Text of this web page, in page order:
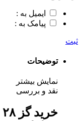
ایمیل به :
پیامک به :
ثبت
توضیحات
نمایش بیشتر
نقد و بررسی